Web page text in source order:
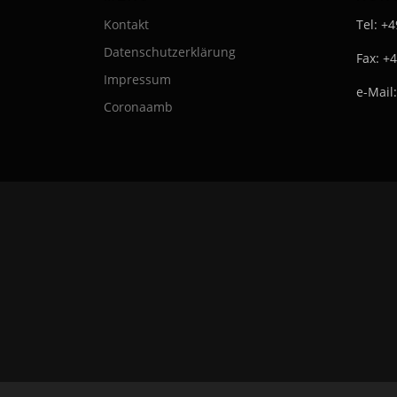
Kontakt
Datenschutzerklärung
Impressum
Coronaamb
Tel:
Fax:
e-